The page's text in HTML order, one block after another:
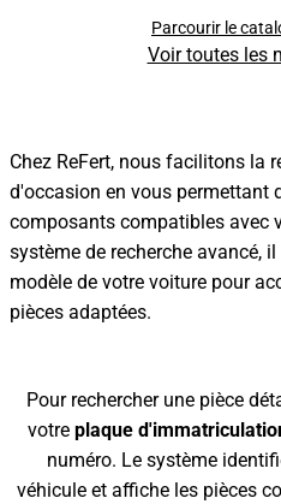
Parcourir le
Voir toutes les
Chez ReFert, nous facilitons la
d'occasion en vous permettant
composants compatibles avec
système de recherche avancé,
modèle de votre voiture pour
pièces adaptées.
Pour rechercher une pièce
votreplaque
numéro. Le système
véhicule et affiche les pièces